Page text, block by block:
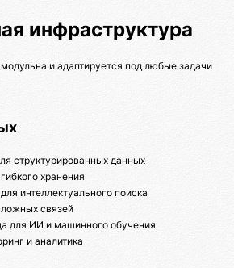
инфраструктура
и адаптируется под любые задачи
структурированных данных
хранения
интеллектуального поиска
связей
для ИИ и машинного обучения
и аналитика